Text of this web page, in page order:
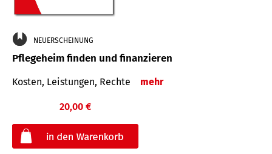
NEUERSCHEINUNG
Pflegeheim finden und finanzieren
Kosten, Leistungen, Rechte mehr
20,00 €